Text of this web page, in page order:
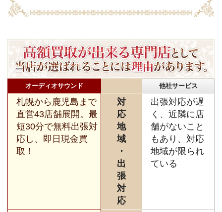
オーディオサウンド 他社サービス
札幌から鹿児島まで
直営43店舗展開。最
短30分で無料出張対
応し、即日現金買
取！
対
応
地
域
・
出
張
対
応
出張対応が遅
く、近隣に店
舗がないこと
もあり、対応
地域が限られ
ている